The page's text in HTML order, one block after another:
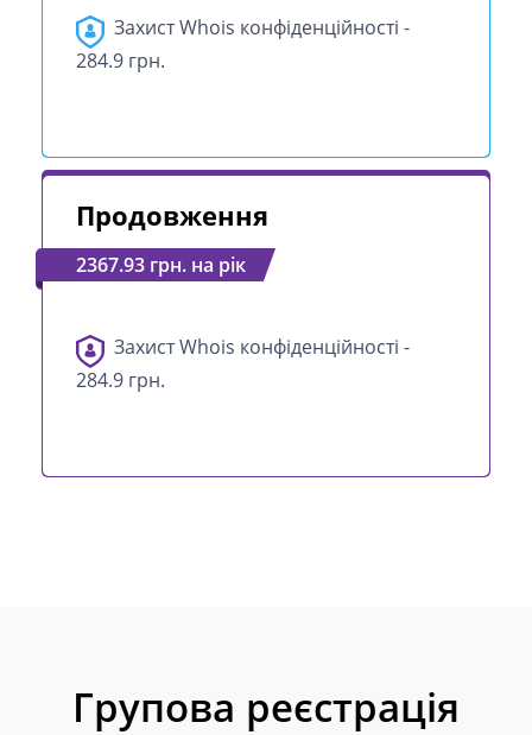
Захист Whois конфіденційності -
284.9 грн.
Продовження
2367.93 грн. на рік
Захист Whois конфіденційності -
284.9 грн.
Групова реєстрація